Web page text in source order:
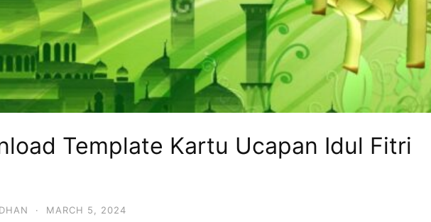
Template Kartu Ucapan Idul Fitri
· MARCH 5, 2024